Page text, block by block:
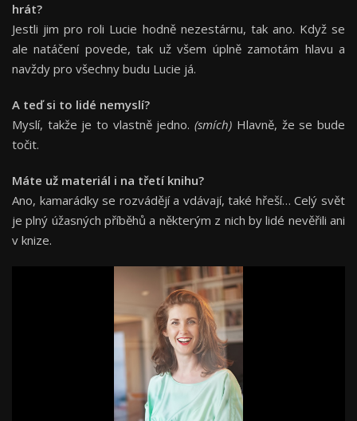
hrát?
Jestli jim pro roli Lucie hodně nezestárnu, tak ano. Když se
ale natáčení povede, tak už všem úplně zamotám hlavu a
navždy pro všechny budu Lucie já.
A teď si to lidé nemyslí?
Myslí, takže je to vlastně jedno.(smích) Hlavně, že se bude
točit.
Máte už materiál i na třetí knihu?
Ano, kamarádky se rozvádějí a vdávají, také hřeší… Celý svět
je plný úžasných příběhů a některým z nich by lidé nevěřili ani
v knize.